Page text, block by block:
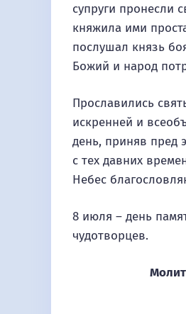
супруги пронесли
княжила ими
послушал князь
Божий и народ
Прославились
искренней и
день, приняв пред
с тех давних
Небес
8 июля – день
чудотворцев.